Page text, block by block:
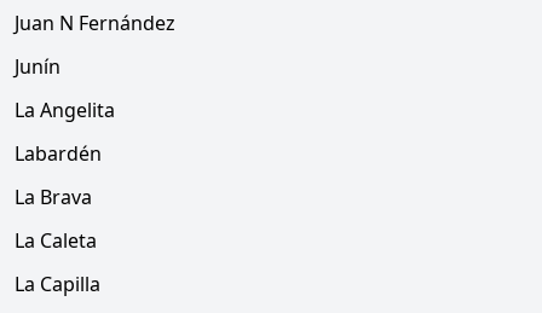
Juan N Fernández
Junín
La Angelita
Labardén
La Brava
La Caleta
La Capilla